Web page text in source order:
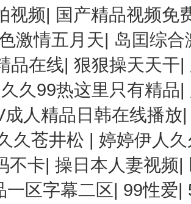
视频| 国产精品视频免
激情五月天| 岛囯综合
品在线|狠狠操天天干|
久久99热这里只有精品|
成人精品日韩在线播放
久苍井松 | 婷婷伊人
不卡|操日本人妻视频|
一区字幕二区| 99性爱|